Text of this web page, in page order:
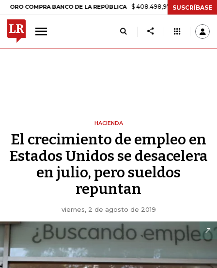
BANCO DE LA REPÚBLICA $ 408.498,97 +$ 8.753,81 +2,19%
SUSCRÍBASE
HACIENDA
El crecimiento de empleo en
Estados Unidos se desacelera
en julio, pero sueldos
repuntan
viernes, 2 de agosto de 2019